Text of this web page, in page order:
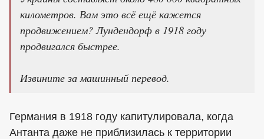
километров. Вам это всё ещё кажется
продвижением? Лундендорф в 1918 году
продвигался быстрее.
Извините за машинный перевод.
Германия в 1918 году капитулировала, когда
Антанта даже не приблизилась к территории